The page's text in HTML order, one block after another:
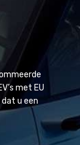
met EU
u een